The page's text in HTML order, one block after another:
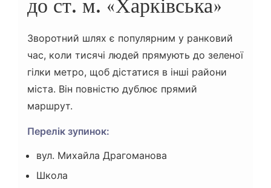
до ст. м. «Харківська»
Зворотний шлях є популярним у ранковий
час, коли тисячі людей прямують до зеленої
гілки метро, щоб дістатися в інші райони
міста. Він повністю дублює прямий
маршрут.
Перелік зупинок:
вул. Михайла Драгоманова
Школа